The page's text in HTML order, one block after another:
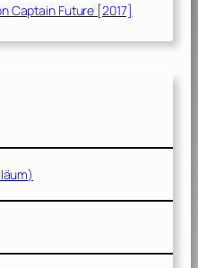
Captain Future [2017]